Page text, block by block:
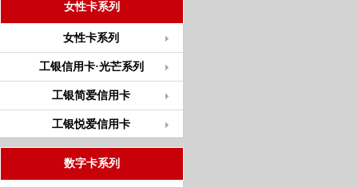
女性卡系列
女性卡系列
工银信用卡·光芒系列
工银简爱信用卡
工银悦爱信用卡
数字卡系列